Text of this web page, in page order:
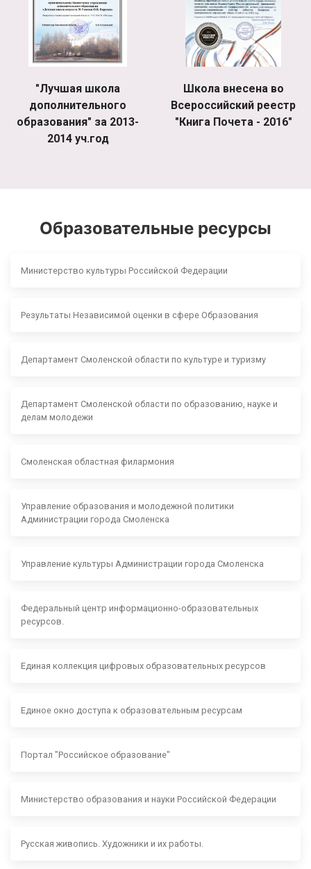
"Лучшая школа
дополнительного
образования" за 2013-
2014 уч.год
Школа внесена во
Всероссийский реестр
"Книга Почета - 2016"
Образовательные ресурсы
Министерство культуры Российской Федерации
Результаты Независимой оценки в сфере Образования
Департамент Смоленской области по культуре и туризму
Департамент Смоленской области по образованию, науке и
делам молодежи
Смоленская областная филармония
Управление образования и молодежной политики
Администрации города Смоленска
Управление культуры Администрации города Смоленска
Федеральный центр информационно-образовательных
ресурсов.
Единая коллекция цифровых образовательных ресурсов
Единое окно доступа к образовательным ресурсам
Портал "Российское образование"
Министерство образования и науки Российской Федерации
Русская живопись. Художники и их работы.